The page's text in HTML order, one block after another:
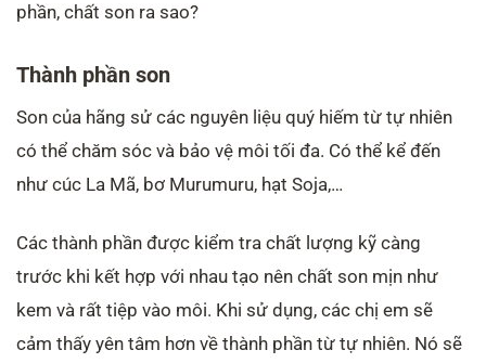
phần, chất son ra sao?
Thành phần son
Son của hãng sử các nguyên liệu quý hiếm từ tự nhiên
có thể chăm sóc và bảo vệ môi tối đa. Có thể kể đến
như cúc La Mã, bơ Murumuru, hạt Soja,…
Các thành phần được kiểm tra chất lượng kỹ càng
trước khi kết hợp với nhau tạo nên chất son mịn như
kem và rất tiệp vào môi. Khi sử dụng, các chị em sẽ
cảm thấy yên tâm hơn về thành phần từ tự nhiên. Nó sẽ